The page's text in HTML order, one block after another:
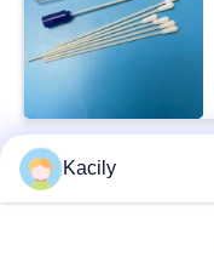
Bad
Kacily